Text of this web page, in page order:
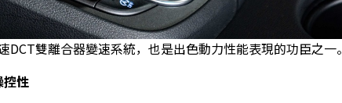
DCT雙離合器變速系統，也是出色動力性能表現的功臣之一。
控性